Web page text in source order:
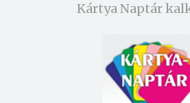
Kártya Naptár